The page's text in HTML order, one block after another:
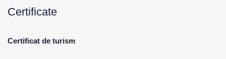
Certificate
Certificat de turism